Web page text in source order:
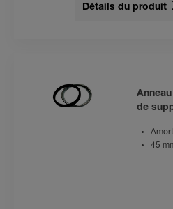
Détails du produit
de
45